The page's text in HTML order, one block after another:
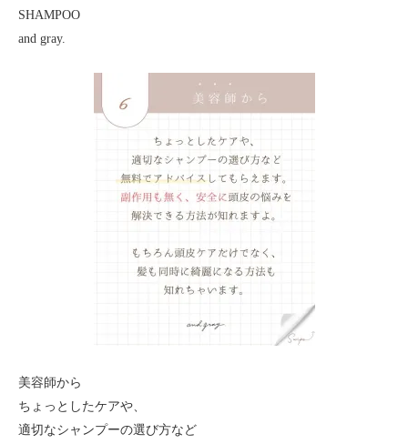
SHAMPOO
and gray.
美容師から
ちょっとしたケアや、
適切なシャンプーの選び方など